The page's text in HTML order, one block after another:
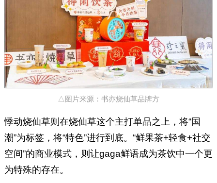
△图片来源：书亦烧仙草品牌方
悸动烧仙草则在烧仙草这个主打单品之上，将“国
潮”为标签，将“特色”进行到底。“鲜果茶+轻食+社交
空间”的商业模式，则让gaga鲜语成为茶饮中一个更
为特殊的存在。